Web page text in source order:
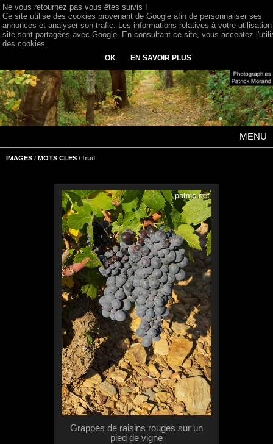
MENU
IMAGES / MOTS CLES / fruit
Grappes de raisins rouges sur un
pied de vigne
Ne vous retournez pas vous êtes suivis !
Ce site utilise des cookies provenant de Google afin de personnaliser ses
annonces et analyser son trafic. Les informations relatives à votre
site sont partagées avec Google. En consultant ce site, vous acceptez
des cookies.
OK EN SAVOIR PLUS